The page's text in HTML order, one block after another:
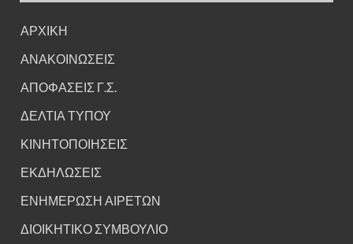
ΑΡΧΙΚΗ
ΑΝΑΚΟΙΝΩΣΕΙΣ
ΑΠΟΦΑΣΕΙΣ Γ.Σ.
ΔΕΛΤΙΑ ΤΥΠΟΥ
ΚΙΝΗΤΟΠΟΙΗΣΕΙΣ
ΕΚΔΗΛΩΣΕΙΣ
ΕΝΗΜΕΡΩΣΗ ΑΙΡΕΤΩΝ
ΔΙΟΙΚΗΤΙΚΟ ΣΥΜΒΟΥΛΙΟ